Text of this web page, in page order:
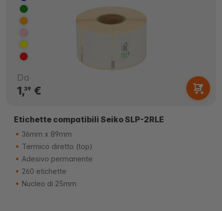
Da
1,39 €
Etichette compatibili Seiko SLP-2RLE
36mm x 89mm
Termico diretto (top)
Adesivo permanente
260 etichette
Nucleo di 25mm